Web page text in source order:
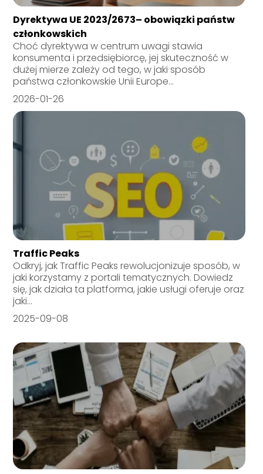
Dyrektywa UE 2023/2673– obowiązki państw
członkowskich
Choć dyrektywa w centrum uwagi stawia
konsumenta i przedsiębiorcę, jej skuteczność w
dużej mierze zależy od tego, w jaki sposób
państwa członkowskie Unii Europe...
2026-01-26
Traffic Peaks
Odkryj, jak Traffic Peaks rewolucjonizuje sposób, w
jaki korzystamy z portali tematycznych. Dowiedz
się, jak działa ta platforma, jakie usługi oferuje oraz
jaki...
2025-09-08